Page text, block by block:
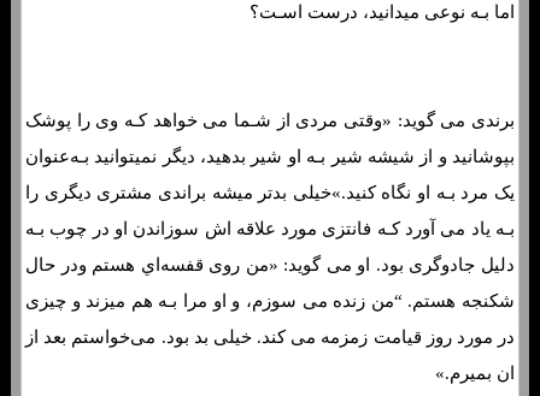
اما بـه نوعی میدانید، درست اسـت؟
برندی می گوید: «وقتی مردی از شـما می خواهد کـه وی را پوشک
بپوشانید و از شیشه شیر بـه او شیر بدهید، دیگر نمیتوانید بـه‌عنوان
یک مرد بـه او نگاه کنید.»خیلی بدتر میشه براندی مشتری دیگری را
بـه یاد می آورد کـه فانتزی مورد علاقه اش سوزاندن او در چوب بـه
دلیل جادوگری بود. او می گوید: «من روی قفسه‌اي هستم ودر حال
شکنجه هستم. “من زنده می سوزم، و او مرا بـه هم میزند و چیزی
در مورد روز قیامت زمزمه می کند. خیلی بد بود. می‌خواستم بعد از
ان بمیرم.»